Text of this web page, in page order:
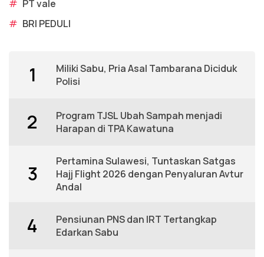
# PT vale
# BRI PEDULI
1
Miliki Sabu, Pria Asal Tambarana Diciduk
Polisi
2
Program TJSL Ubah Sampah menjadi
Harapan di TPA Kawatuna
3
Pertamina Sulawesi, Tuntaskan Satgas
Hajj Flight 2026 dengan Penyaluran Avtur
Andal
4
Pensiunan PNS dan IRT Tertangkap
Edarkan Sabu